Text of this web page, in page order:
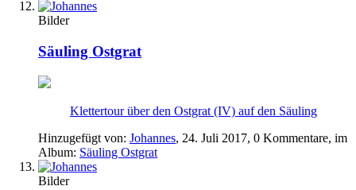
Bilder
Säuling Ostgrat
Klettertour über den Ostgrat (IV) auf den Säuling
Hinzugefügt von: Johannes, 24. Juli 2017, 0 Kommentare, im
Album: Säuling Ostgrat
Bilder